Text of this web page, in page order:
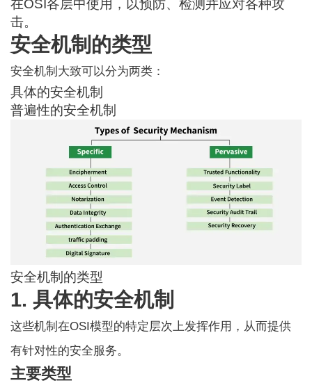
在OSI各层中使用，以预防、检测并应对各种攻
击。
安全机制的类型
安全机制大致可以分为两类：
具体的安全机制
普遍性的安全机制
安全机制的类型
1. 具体的安全机制
这些机制在OSI模型的特定层次上发挥作用，从而提供
有针对性的安全服务。
主要类型